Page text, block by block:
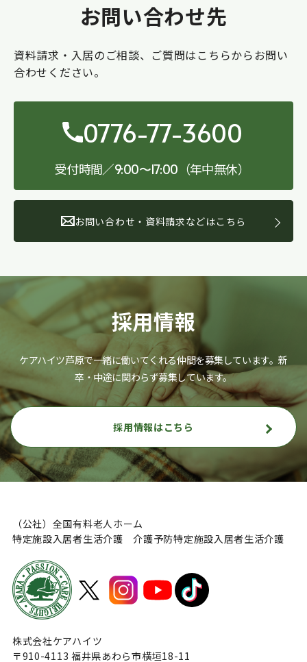
お問い合わせ先
資料請求・入居のご相談、ご質問はこちらからお問い
合わせください。
0776-77-3600
受付時間／9:00〜17:00 （年中無休）
お問い合わせ・資料請求などはこちら
採用情報
ケアハイツ芦原で一緒に働いてくれる仲間を募集しています。新
卒・中途に関わらず募集しています。
採用情報はこちら
（公社）全国有料老人ホーム
特定施設入居者生活介護 介護予防特定施設入居者生活介護
株式会社ケアハイツ
〒910-4113 福井県あわら市横垣18-11